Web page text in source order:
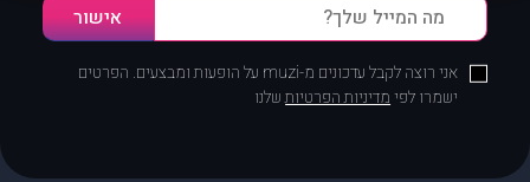
אני רוצה לקבל עדכונים מ-muzi על הופעות ומבצעים. הפרטים
ישמרו לפימדיניות הפרטיותשלנו